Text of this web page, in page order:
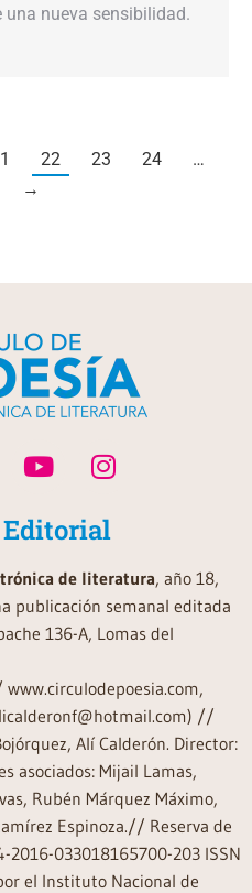
una nueva sensibilidad.
22 23 24
…
→
Editorial
de literatura, año 18,
publicación semanal editada
136-A, Lomas del
//
Alí Calderón. Director:
asociados: Mijail Lamas,
Rubén Márquez Máximo,
Espinoza.// Reserva de
2016-033018165700-203 ISSN
el Instituto Nacional de